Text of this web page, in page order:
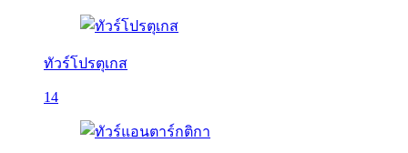
ทัวร์โปรตุเกส
14